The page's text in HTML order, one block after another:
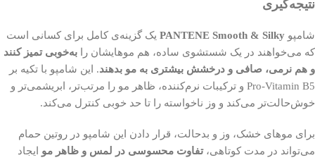
نتیجه‌گیری
شامپو PANTENE Smooth & Silky یک گزینه‌ی کامل برای کسانی است
که می‌خواهند در یک شستشوی ساده، هم موهایشان را به‌خوبی تمیز کنند
و هم نرمی، صافی و درخشش بیشتری به مو بدهند. این شامپو با تکیه بر
Pro‑Vitamin B5 و ترکیبات نرم‌کننده، ظاهر مو را مرتب‌تر، ابریشمی‌تر و
خوش‌حالت‌تر می‌کند و وز ناخواسته را تا حد خوبی کنترل می‌کند.
برای موهای خشک، وز و بدحالت، قرار دادن این شامپو در روتین حمام
می‌تواند در مدت کوتاهی،تفاوت محسوسی در لمس و ظاهر مو ایجاد